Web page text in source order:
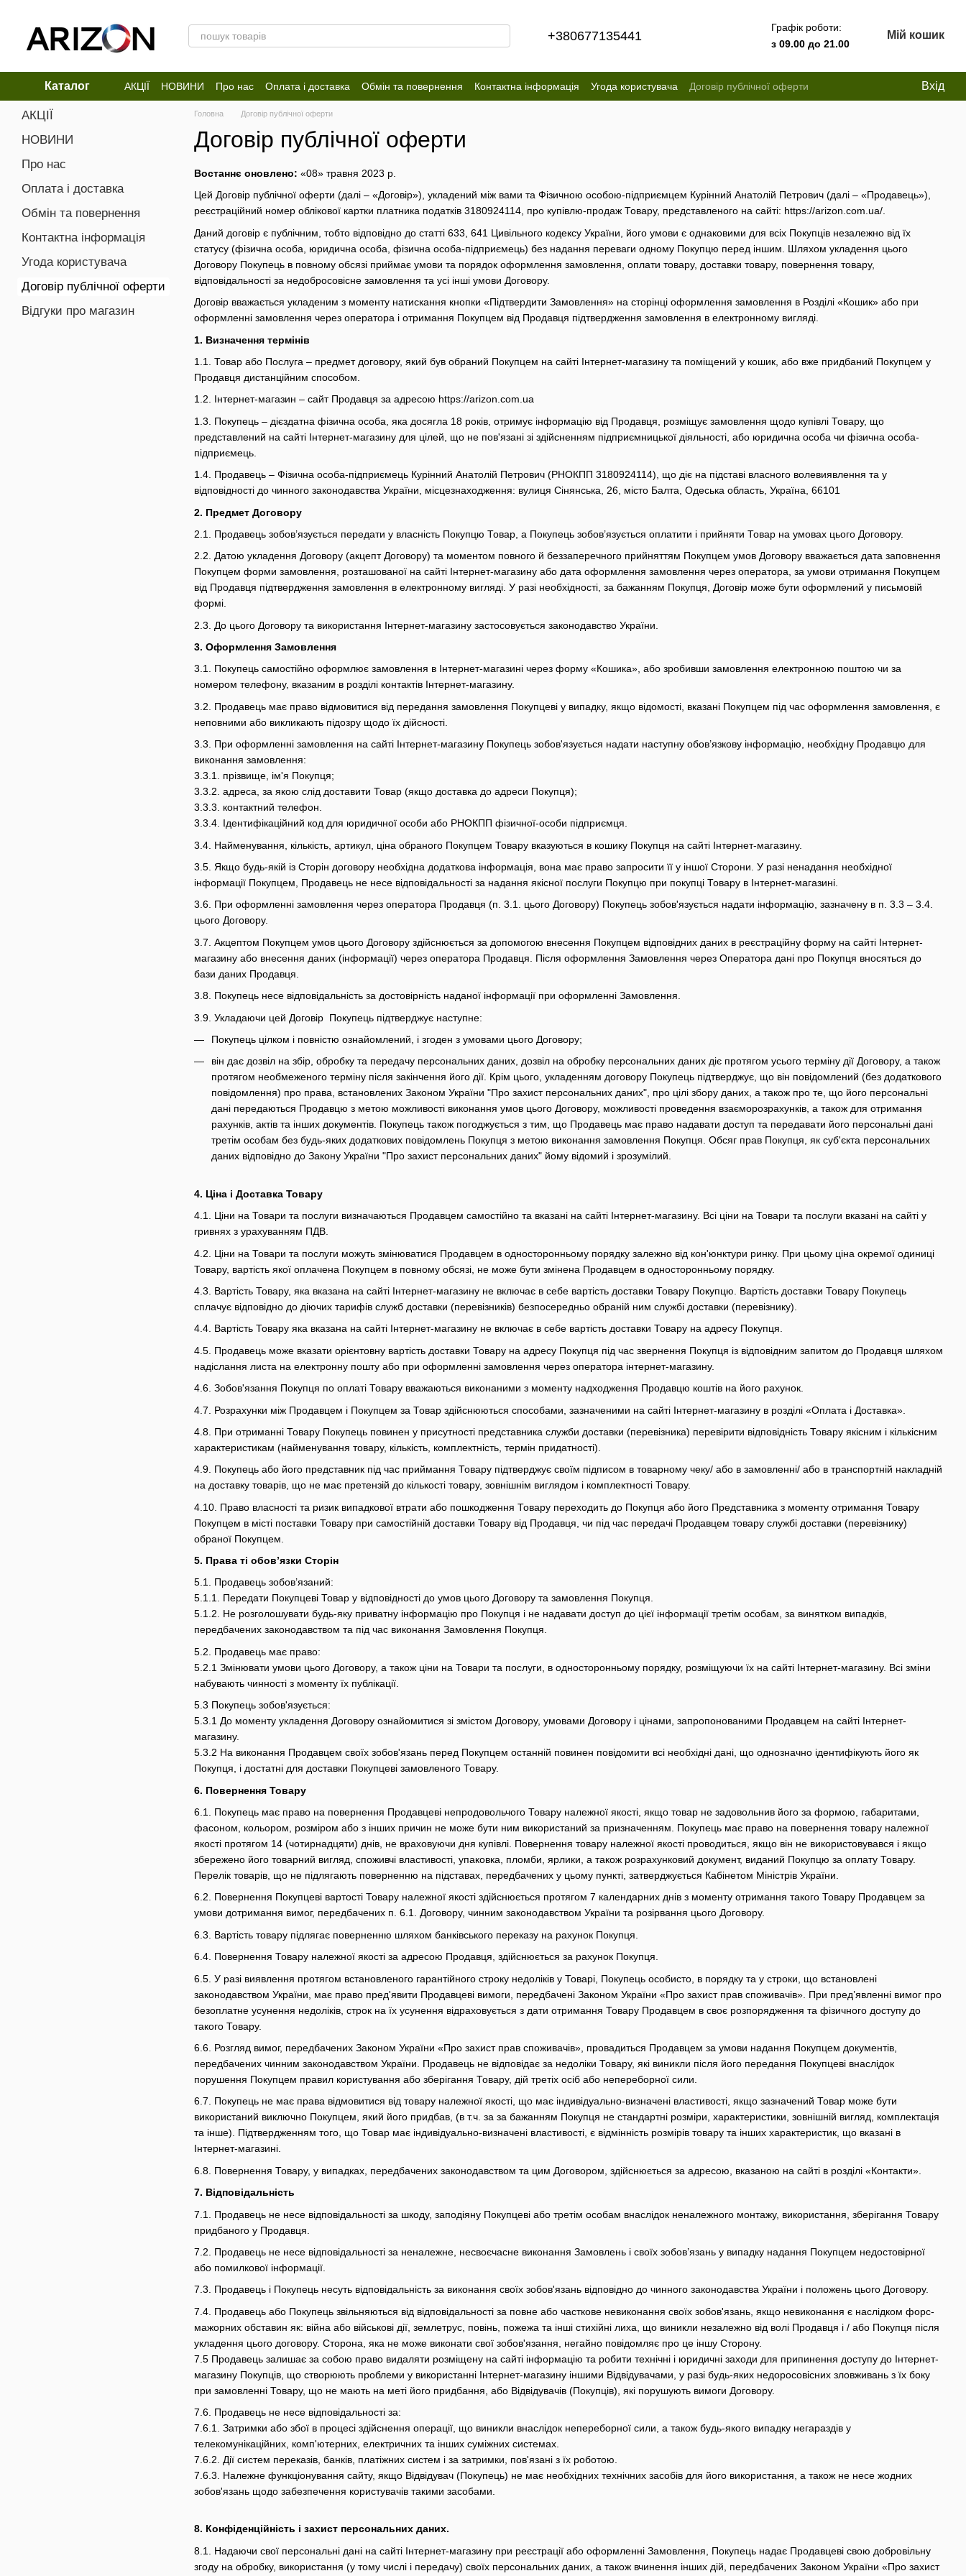
+380677135441
Графік роботи:
з 09.00 до 21.00
Мій кошик
Каталог АКЦІЇ НОВИНИ Про нас Оплата і доставка Обмін та повернення Контактна інформація Угода користувача
Договір публічної оферти
Відгуки про магазин
Вхід
Головна Договір публічної оферти
Договір публічної оферти
Востаннє оновлено: «08» травня 2023 р.
Цей Договір публічної оферти (далі – «Договір»), укладений між вами та Фізичною особою-підприємцем Курінний Анатолій Петрович (далі – «Продавець»),
реєстраційний номер облікової картки платника податків 3180924114, про купівлю-продаж Товару, представленого на сайті: https://arizon.com.ua/.
Даний договір є публічним, тобто відповідно до статті 633, 641 Цивільного кодексу України, його умови є однаковими для всіх Покупців незалежно від їх
статусу (фізична особа, юридична особа, фізична особа-підприємець) без надання переваги одному Покупцю перед іншим. Шляхом укладення цього
Договору Покупець в повному обсязі приймає умови та порядок оформлення замовлення, оплати товару, доставки товару, повернення товару,
відповідальності за недобросовісне замовлення та усі інші умови Договору.
Договір вважається укладеним з моменту натискання кнопки «Підтвердити Замовлення» на сторінці оформлення замовлення в Розділі «Кошик» або при
оформленні замовлення через оператора і отримання Покупцем від Продавця підтвердження замовлення в електронному вигляді.
1. Визначення термінів
1.1. Товар або Послуга – предмет договору, який був обраний Покупцем на сайті Інтернет-магазину та поміщений у кошик, або вже придбаний Покупцем у
Продавця дистанційним способом.
1.2. Інтернет-магазин – сайт Продавця за адресою https://arizon.com.ua
1.3. Покупець – дієздатна фізична особа, яка досягла 18 років, отримує інформацію від Продавця, розміщує замовлення щодо купівлі Товару, що
представлений на сайті Інтернет-магазину для цілей, що не пов'язані зі здійсненням підприємницької діяльності, або юридична особа чи фізична особа-
підприємець.
1.4. Продавець – Фізична особа-підприємець Курінний Анатолій Петрович (РНОКПП 3180924114), що діє на підставі власного волевиявлення та у
відповідності до чинного законодавства України, місцезнаходження: вулиця Сінянська, 26, місто Балта, Одеська область, Україна, 66101
2. Предмет Договору
2.1. Продавець зобов’язується передати у власність Покупцю Товар, а Покупець зобов’язується оплатити і прийняти Товар на умовах цього Договору.
2.2. Датою укладення Договору (акцепт Договору) та моментом повного й беззаперечного прийняттям Покупцем умов Договору вважається дата заповнення
Покупцем форми замовлення, розташованої на сайті Інтернет-магазину або дата оформлення замовлення через оператора, за умови отримання Покупцем
від Продавця підтвердження замовлення в електронному вигляді. У разі необхідності, за бажанням Покупця, Договір може бути оформлений у письмовій
формі.
2.3. До цього Договору та використання Інтернет-магазину застосовується законодавство України.
3. Оформлення Замовлення
3.1. Покупець самостійно оформлює замовлення в Інтернет-магазині через форму «Кошика», або зробивши замовлення електронною поштою чи за
номером телефону, вказаним в розділі контактів Інтернет-магазину.
3.2. Продавець має право відмовитися від передання замовлення Покупцеві у випадку, якщо відомості, вказані Покупцем під час оформлення замовлення, є
неповними або викликають підозру щодо їх дійсності.
3.3. При оформленні замовлення на сайті Інтернет-магазину Покупець зобов'язується надати наступну обов’язкову інформацію, необхідну Продавцю для
виконання замовлення:
3.3.1. прізвище, ім'я Покупця;
3.3.2. адреса, за якою слід доставити Товар (якщо доставка до адреси Покупця);
3.3.3. контактний телефон.
3.3.4. Ідентифікаційний код для юридичної особи або РНОКПП фізичної-особи підприємця.
3.4. Найменування, кількість, артикул, ціна обраного Покупцем Товару вказуються в кошику Покупця на сайті Інтернет-магазину.
3.5. Якщо будь-якій із Сторін договору необхідна додаткова інформація, вона має право запросити її у іншої Сторони. У разі ненадання необхідної
інформації Покупцем, Продавець не несе відповідальності за надання якісної послуги Покупцю при покупці Товару в Інтернет-магазині.
3.6. При оформленні замовлення через оператора Продавця (п. 3.1. цього Договору) Покупець зобов'язується надати інформацію, зазначену в п. 3.3 – 3.4.
цього Договору.
3.7. Акцептом Покупцем умов цього Договору здійснюється за допомогою внесення Покупцем відповідних даних в реєстраційну форму на сайті Інтернет-
магазину або внесення даних (інформації) через оператора Продавця. Після оформлення Замовлення через Оператора дані про Покупця вносяться до
бази даних Продавця.
3.8. Покупець несе відповідальність за достовірність наданої інформації при оформленні Замовлення.
3.9. Укладаючи цей Договір Покупець підтверджує наступне:
Покупець цілком і повністю ознайомлений, і згоден з умовами цього Договору;
він дає дозвіл на збір, обробку та передачу персональних даних, дозвіл на обробку персональних даних діє протягом усього терміну дії Договору, а також
протягом необмеженого терміну після закінчення його дії. Крім цього, укладенням договору Покупець підтверджує, що він повідомлений (без додаткового
повідомлення) про права, встановлених Законом України "Про захист персональних даних", про цілі збору даних, а також про те, що його персональні
дані передаються Продавцю з метою можливості виконання умов цього Договору, можливості проведення взаєморозрахунків, а також для отримання
рахунків, актів та інших документів. Покупець також погоджується з тим, що Продавець має право надавати доступ та передавати його персональні дані
третім особам без будь-яких додаткових повідомлень Покупця з метою виконання замовлення Покупця. Обсяг прав Покупця, як суб'єкта персональних
даних відповідно до Закону України "Про захист персональних даних" йому відомий і зрозумілий.
4. Ціна і Доставка Товару
4.1. Ціни на Товари та послуги визначаються Продавцем самостійно та вказані на сайті Інтернет-магазину. Всі ціни на Товари та послуги вказані на сайті у
гривнях з урахуванням ПДВ.
4.2. Ціни на Товари та послуги можуть змінюватися Продавцем в односторонньому порядку залежно від кон'юнктури ринку. При цьому ціна окремої одиниці
Товару, вартість якої оплачена Покупцем в повному обсязі, не може бути змінена Продавцем в односторонньому порядку.
4.3. Вартість Товару, яка вказана на сайті Інтернет-магазину не включає в себе вартість доставки Товару Покупцю. Вартість доставки Товару Покупець
сплачує відповідно до діючих тарифів служб доставки (перевізників) безпосередньо обраній ним службі доставки (перевізнику).
4.4. Вартість Товару яка вказана на сайті Інтернет-магазину не включає в себе вартість доставки Товару на адресу Покупця.
4.5. Продавець може вказати орієнтовну вартість доставки Товару на адресу Покупця під час звернення Покупця із відповідним запитом до Продавця шляхом
надіслання листа на електронну пошту або при оформленні замовлення через оператора інтернет-магазину.
4.6. Зобов'язання Покупця по оплаті Товару вважаються виконаними з моменту надходження Продавцю коштів на його рахунок.
4.7. Розрахунки між Продавцем і Покупцем за Товар здійснюються способами, зазначеними на сайті Інтернет-магазину в розділі «Оплата і Доставка».
4.8. При отриманні Товару Покупець повинен у присутності представника служби доставки (перевізника) перевірити відповідність Товару якісним і кількісним
характеристикам (найменування товару, кількість, комплектність, термін придатності).
4.9. Покупець або його представник під час приймання Товару підтверджує своїм підписом в товарному чеку/ або в замовленні/ або в транспортній накладній
на доставку товарів, що не має претензій до кількості товару, зовнішнім виглядом і комплектності Товару.
4.10. Право власності та ризик випадкової втрати або пошкодження Товару переходить до Покупця або його Представника з моменту отримання Товару
Покупцем в місті поставки Товару при самостійній доставки Товару від Продавця, чи під час передачі Продавцем товару службі доставки (перевізнику)
обраної Покупцем.
5. Права ті обов’язки Сторін
5.1. Продавець зобов’язаний:
5.1.1. Передати Покупцеві Товар у відповідності до умов цього Договору та замовлення Покупця.
5.1.2. Не розголошувати будь-яку приватну інформацію про Покупця і не надавати доступ до цієї інформації третім особам, за винятком випадків,
передбачених законодавством та під час виконання Замовлення Покупця.
5.2. Продавець має право:
5.2.1 Змінювати умови цього Договору, а також ціни на Товари та послуги, в односторонньому порядку, розміщуючи їх на сайті Інтернет-магазину. Всі зміни
набувають чинності з моменту їх публікації.
5.3 Покупець зобов'язується:
5.3.1 До моменту укладення Договору ознайомитися зі змістом Договору, умовами Договору і цінами, запропонованими Продавцем на сайті Інтернет-
магазину.
5.3.2 На виконання Продавцем своїх зобов'язань перед Покупцем останній повинен повідомити всі необхідні дані, що однозначно ідентифікують його як
Покупця, і достатні для доставки Покупцеві замовленого Товару.
6. Повернення Товару
6.1. Покупець має право на повернення Продавцеві непродовольчого Товару належної якості, якщо товар не задовольнив його за формою, габаритами,
фасоном, кольором, розміром або з інших причин не може бути ним використаний за призначенням. Покупець має право на повернення товару належної
якості протягом 14 (чотирнадцяти) днів, не враховуючи дня купівлі. Повернення товару належної якості проводиться, якщо він не використовувався і якщо
збережено його товарний вигляд, споживчі властивості, упаковка, пломби, ярлики, а також розрахунковий документ, виданий Покупцю за оплату Товару.
Перелік товарів, що не підлягають поверненню на підставах, передбачених у цьому пункті, затверджується Кабінетом Міністрів України.
6.2. Повернення Покупцеві вартості Товару належної якості здійснюється протягом 7 календарних днів з моменту отримання такого Товару Продавцем за
умови дотримання вимог, передбачених п. 6.1. Договору, чинним законодавством України та розірвання цього Договору.
6.3. Вартість товару підлягає поверненню шляхом банківського переказу на рахунок Покупця.
6.4. Повернення Товару належної якості за адресою Продавця, здійснюється за рахунок Покупця.
6.5. У разі виявлення протягом встановленого гарантійного строку недоліків у Товарі, Покупець особисто, в порядку та у строки, що встановлені
законодавством України, має право пред'явити Продавцеві вимоги, передбачені Законом України «Про захист прав споживачів». При пред’явленні вимог про
безоплатне усунення недоліків, строк на їх усунення відраховується з дати отримання Товару Продавцем в своє розпорядження та фізичного доступу до
такого Товару.
6.6. Розгляд вимог, передбачених Законом України «Про захист прав споживачів», провадиться Продавцем за умови надання Покупцем документів,
передбачених чинним законодавством України. Продавець не відповідає за недоліки Товару, які виникли після його передання Покупцеві внаслідок
порушення Покупцем правил користування або зберігання Товару, дій третіх осіб або непереборної сили.
6.7. Покупець не має права відмовитися від товару належної якості, що має індивідуально-визначені властивості, якщо зазначений Товар може бути
використаний виключно Покупцем, який його придбав, (в т.ч. за за бажанням Покупця не стандартні розміри, характеристики, зовнішній вигляд, комплектація
та інше). Підтвердженням того, що Товар має індивідуально-визначені властивості, є відмінність розмірів товару та інших характеристик, що вказані в
Інтернет-магазині.
6.8. Повернення Товару, у випадках, передбачених законодавством та цим Договором, здійснюється за адресою, вказаною на сайті в розділі «Контакти».
7. Відповідальність
7.1. Продавець не несе відповідальності за шкоду, заподіяну Покупцеві або третім особам внаслідок неналежного монтажу, використання, зберігання Товару
придбаного у Продавця.
7.2. Продавець не несе відповідальності за неналежне, несвоєчасне виконання Замовлень і своїх зобов’язань у випадку надання Покупцем недостовірної
або помилкової інформації.
7.3. Продавець і Покупець несуть відповідальність за виконання своїх зобов'язань відповідно до чинного законодавства України і положень цього Договору.
7.4. Продавець або Покупець звільняються від відповідальності за повне або часткове невиконання своїх зобов'язань, якщо невиконання є наслідком форс-
мажорних обставин як: війна або військові дії, землетрус, повінь, пожежа та інші стихійні лиха, що виникли незалежно від волі Продавця і / або Покупця після
укладення цього договору. Сторона, яка не може виконати свої зобов'язання, негайно повідомляє про це іншу Сторону.
7.5 Продавець залишає за собою право видаляти розміщену на сайті інформацію та робити технічні і юридичні заходи для припинення доступу до Інтернет-
магазину Покупців, що створюють проблеми у використанні Інтернет-магазину іншими Відвідувачами, у разі будь-яких недоросовісних зловживань з їх боку
при замовленні Товару, що не мають на меті його придбання, або Відвідувачів (Покупців), які порушують вимоги Договору.
7.6. Продавець не несе відповідальності за:
7.6.1. Затримки або збої в процесі здійснення операції, що виникли внаслідок непереборної сили, а також будь-якого випадку негараздів у
телекомунікаційних, комп'ютерних, електричних та інших суміжних системах.
7.6.2. Дії систем переказів, банків, платіжних систем і за затримки, пов'язані з їх роботою.
7.6.3. Належне функціонування сайту, якщо Відвідувач (Покупець) не має необхідних технічних засобів для його використання, а також не несе жодних
зобов'язань щодо забезпечення користувачів такими засобами.
8. Конфіденційність і захист персональних даних.
8.1. Надаючи свої персональні дані на сайті Інтернет-магазину при реєстрації або оформленні Замовлення, Покупець надає Продавцеві свою добровільну
згоду на обробку, використання (у тому числі і передачу) своїх персональних даних, а також вчинення інших дій, передбачених Законом України «Про захист
АКЦІЇ
НОВИНИ
Про нас
Оплата і доставка
Обмін та повернення
Контактна інформація
Угода користувача
Договір публічної оферти
Відгуки про магазин